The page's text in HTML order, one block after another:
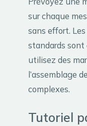
sur chaque
sans effort. Les
standards sont
utilisez des
l’assemblage
complexes.
Tutoriel